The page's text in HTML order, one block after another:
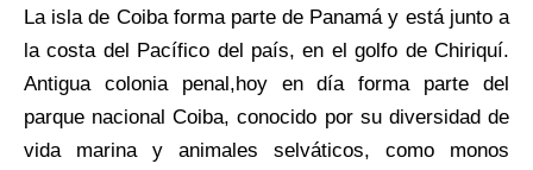
La isla de Coiba forma parte de Panamá y está junto a
la costa del Pacífico del país, en el golfo de Chiriquí.
Antigua colonia penal,hoy en día forma parte del
parque nacional Coiba, conocido por su diversidad de
vida marina y animales selváticos, como monos